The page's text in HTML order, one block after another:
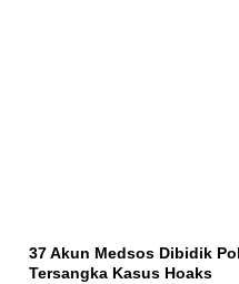
37 Akun Medsos Dibidik
Tersangka Kasus Hoaks